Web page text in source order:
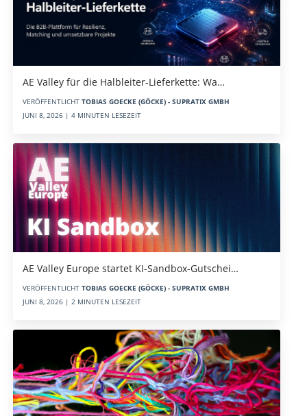
AE Valley für die Halbleiter-Lieferkette: Wa…
VERÖFFENTLICHT TOBIAS GOECKE (GÖCKE) - SUPRATIX GMBH
JUNI 8, 2026 | 4 MINUTEN LESEZEIT
AE Valley Europe startet KI-Sandbox-Gutschei…
VERÖFFENTLICHT TOBIAS GOECKE (GÖCKE) - SUPRATIX GMBH
JUNI 8, 2026 | 2 MINUTEN LESEZEIT